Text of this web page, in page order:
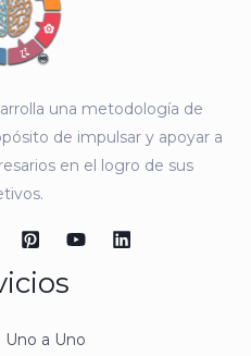
una metodología de
de impulsar y apoyar a
en el logro de sus
Uno a Uno